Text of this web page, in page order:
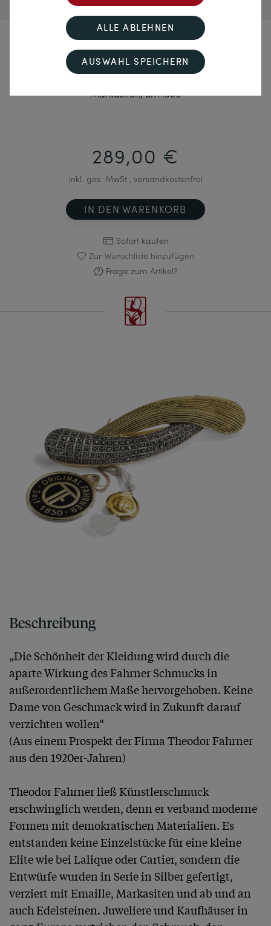
Glücksbohnen
Markasiten, um 1960
289,00 €
inkl. ges. MwSt., versandkostenfrei
IN DEN WARENKORB
Sofort kaufen
Zur Wunschliste hinzufügen
Frage zum Artikel?
Beschreibung
„Die Schönheit der Kleidung wird durch die
aparte Wirkung des Fahrner Schmucks in
außerordentlichem Maße hervorgehoben. Keine
Dame von Geschmack wird in Zukunft darauf
verzichten wollen“
(Aus einem Prospekt der Firma Theodor Fahrner
aus den 1920er-Jahren)
Theodor Fahrner ließ Künstlerschmuck
erschwinglich werden, denn er verband moderne
Formen mit demokratischen Materialien. Es
entstanden keine Einzelstücke für eine kleine
Elite wie bei Lalique oder Cartier, sondern die
Entwürfe wurden in Serie in Silber gefertigt,
verziert mit Emaille, Markasiten und ab und an
auch Edelsteinen. Juweliere und Kaufhäuser in
ALLE ABLEHNEN
AUSWAHL SPEICHERN